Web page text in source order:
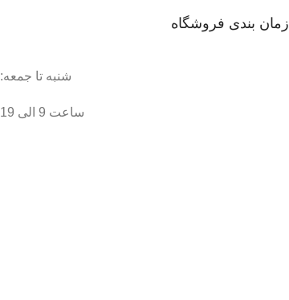
زمان بندی فروشگاه
شنبه تا جمعه:
ساعت 9 الی 19